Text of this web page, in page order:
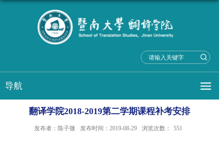
导航
翻译学院2018-2019第二学期课程补考安排
发布者：陈子微 发布时间：2019-08-29 浏览次数： 551